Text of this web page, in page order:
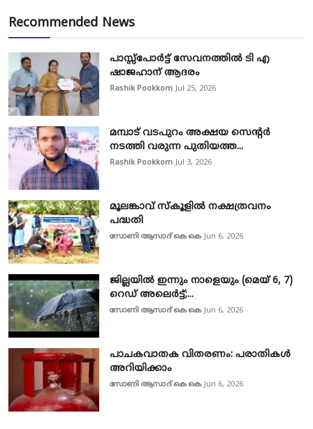
Recommended News
പാസ്സ്‌പോർട്ട് സേവനത്തിൽ ടി എ
ഷാജഹാന് ആദരം
Rashik Pookkom Jul 25, 2026
മമ്പാട് വടപുറം അക്ഷയ സെന്റർ
നടത്തി വരുന്ന പുതിയത്ത...
Rashik Pookkom Jul 3, 2026
മൂലങ്കാവ് സ്കൂളിൽ നക്ഷത്രവനം
പദ്ധതി
സോണി ആസാദ് കെ കെ Jun 6, 2026
ജില്ലയിൽ ഇന്നും നാളെയും (മെയ് 6, 7)
റെഡ് അലെർട്ട്;...
സോണി ആസാദ് കെ കെ Jun 6, 2026
പാചകവാതക വിതരണം: പരാതികൾ
അറിയിക്കാം
സോണി ആസാദ് കെ കെ Jun 6, 2026